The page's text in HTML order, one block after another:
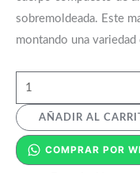
sobremoldeada. Este
montando una
AÑADIR AL
COMPRAR POR